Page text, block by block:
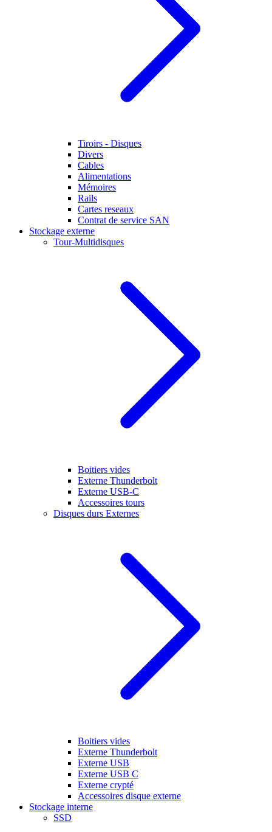
Tiroirs - Disques
Divers
Cables
Alimentations
Mémoires
Rails
Cartes reseaux
Contrat de service SAN
Stockage externe
Tour-Multidisques
Boitiers vides
Externe Thunderbolt
Externe USB-C
Accessoires tours
Disques durs Externes
Boitiers vides
Externe Thunderbolt
Externe USB
Externe USB C
Externe crypté
Accessoires disque externe
Stockage interne
SSD